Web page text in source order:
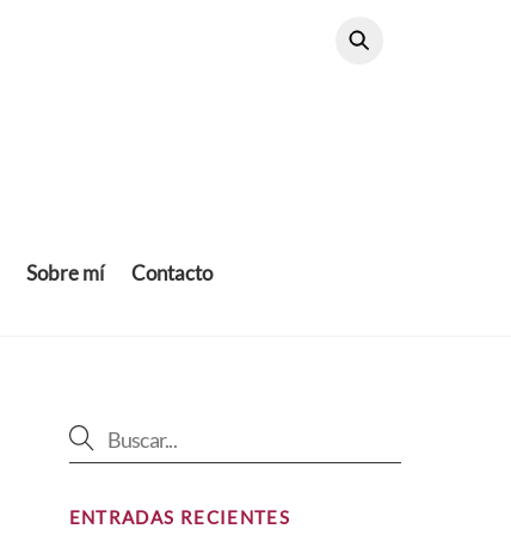
Sobre mí Contacto
ENTRADAS RECIENTES